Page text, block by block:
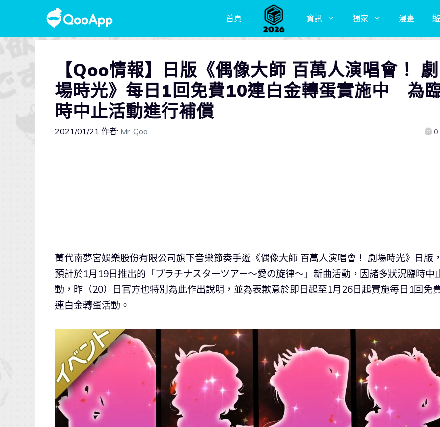
首頁 資訊 獨家 漫畫
【Qoo情報】日版《偶像大師 百萬人演唱會！ 劇
場時光》每日1回免費10連白金轉蛋實施中 為
時中止活動進行補償
2021/01/21 作者: Mr. Qoo 0
萬代南夢宮娛樂股份有限公司旗下音樂節奏手遊《偶像大師 百萬人演唱會！ 劇場時光》日版
預計於1月19日推出的「プラチナスターツアー～愛の旋律～」新曲活動，因諸多狀況臨時中
動，昨（20）日官方也特別為此作出說明，並為表歉意於即日起至1月26日起實施每日1回免
連白金轉蛋活動。